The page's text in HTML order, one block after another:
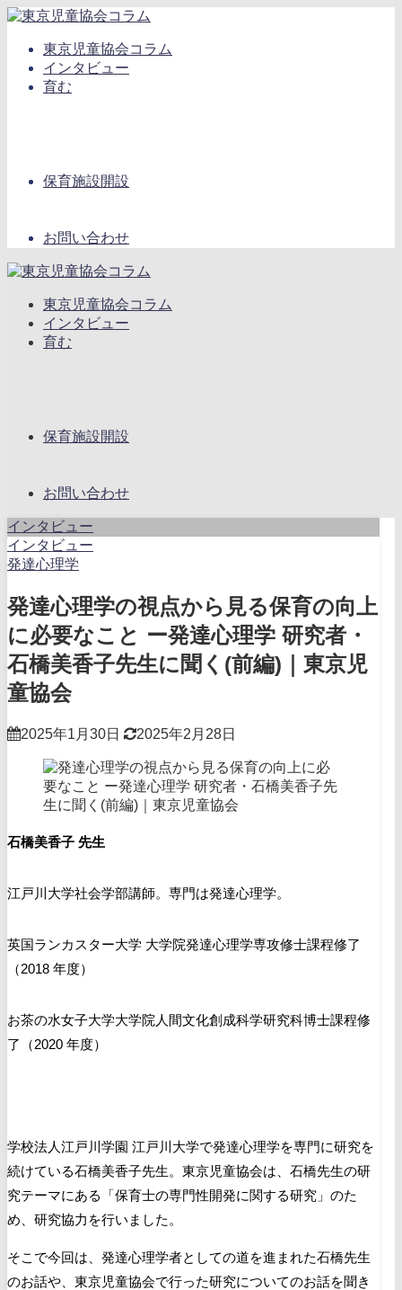
東京児童協会コラム
インタビュー
育む
保育施設開設
お問い合わせ
東京児童協会コラム
インタビュー
育む
保育施設開設
お問い合わせ
インタビュー
インタビュー
発達心理学
発達心理学の視点から見る保育の向上
に必要なこと ー発達心理学 研究者・
石橋美香子先生に聞く(前編)｜東京児
童協会
2025年1月30日 2025年2月28日
石橋美香子 先生
江戸川大学社会学部講師。専門は発達心理学。
英国ランカスター大学 大学院発達心理学専攻修士課程修了
（2018 年度）
お茶の水女子大学大学院人間文化創成科学研究科博士課程修
了（2020 年度）
学校法人江戸川学園 江戸川大学で発達心理学を専門に研究を
続けている石橋美香子先生。 東京児童協会は、石橋先生の研
究テーマにある「保育士の専門性開発に関する研究」のた
め、 研究協力を行いました。
そこで今回は、発達心理学者としての道を進まれた石橋先生
のお話や、東京児童協会で行った研究についてのお話を聞き